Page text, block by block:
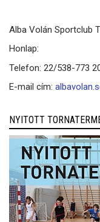
Alba Volán Sportclub
Honlap:
Telefon: 22/538-773
E-mail cím:
NYITOTT